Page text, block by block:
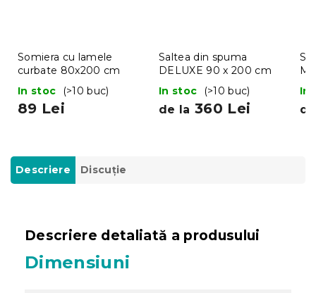
Somiera cu lamele
curbate 80x200 cm
In stoc
(>10 buc)
89 Lei
Saltea din spuma
DELUXE 90 x 200 cm
In stoc
(>10 buc)
de la 360 Lei
In
Descriere Discuţie
Descriere detaliată a produsului
Dimensiuni